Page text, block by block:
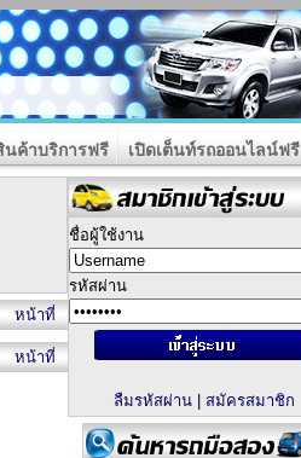
นค้าบริการฟรี เปิดเต็นท์รถออนไลน์ฟรี
หน้าที่
หน้าที่
ชื่อผู้ใช้งาน
รหัสผ่าน
ลืมรหัสผ่าน สมัครสมาชิก